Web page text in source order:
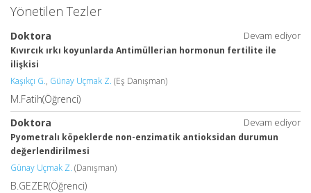
Yönetilen Tezler
Devam ediyor
Doktora
Kıvırcık ırkı koyunlarda Antimüllerian hormonun fertilite ile
ilişkisi
Kaşıkçı G., Günay Uçmak Z. (Eş Danışman)
M.Fatih(Öğrenci)
Devam ediyor
Doktora
Pyometralı köpeklerde non-enzimatik antioksidan durumun
değerlendirilmesi
Günay Uçmak Z. (Danışman)
B.GEZER(Öğrenci)